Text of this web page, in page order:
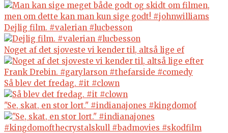
Dejlig film. #valerian #lucbesson
Noget af det sjoveste vi kender til, altså lige ef
Så blev det fredag. #it #clown
"Se, skat, en stor lort." #indianajones #kingdomof